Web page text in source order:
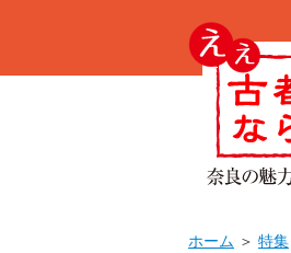
ホーム ＞ 特集